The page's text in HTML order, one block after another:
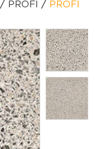
/ PROFI /
PROFI